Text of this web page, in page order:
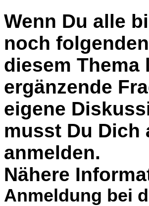
Wenn Du alle
noch
diesem
ergänzende
eigene
musst Du Dich
anmelden.
Nähere
Anmeldung bei